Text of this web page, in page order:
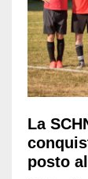
La
posto